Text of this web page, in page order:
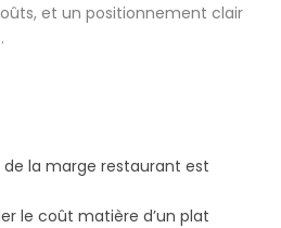
et un positionnement clair
de la marge restaurant est
le coût matière d’un plat